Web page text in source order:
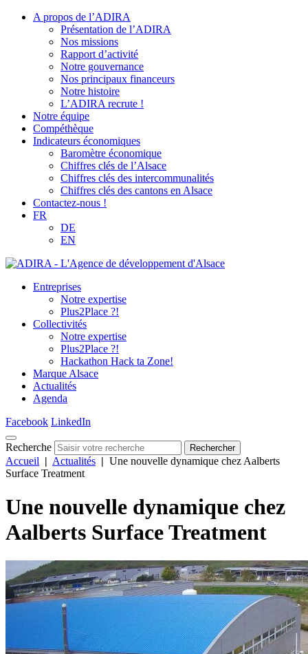
A propos de l’ADIRA
Présentation de l’ADIRA
Nos missions
Rapport d’activité
Notre gouvernance
Nos principaux financeurs
Notre histoire
L’ADIRA recrute !
Notre équipe
Compéthèque
Indicateurs économiques
Baromètre économique
Chiffres clés de l’Alsace
Chiffres clés des intercommunalités
Chiffres clés des cantons en Alsace
Contactez-nous !
FR
DE
EN
Entreprises
Notre expertise
Plus2Place ?!
Collectivités
Notre expertise
Plus2Place ?!
Hackathon Hack ta Zone!
Marque Alsace
Actualités
Agenda
Facebook LinkedIn
Recherche Rechercher
Accueil | Actualités | Une nouvelle dynamique chez Aalberts
Surface Treatment
Une nouvelle dynamique chez
Aalberts Surface Treatment